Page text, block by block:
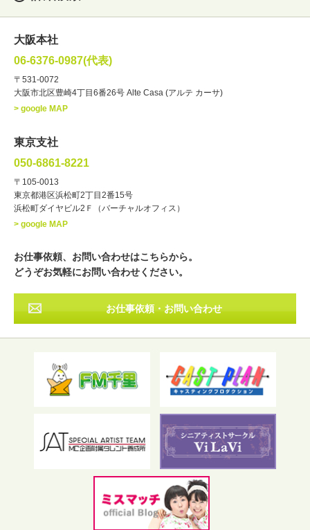
・性別
・ジャンル
ナレーター レポーター
・年齢
・出身地 北海道 東北
その他
フリーワード検索
大阪本社
06-6376-0987(代表)
〒531-0072
大阪市北区豊崎4丁目6番26号 Alte Casa (アルテ カーサ)
> google MAP
東京支社
050-6861-8221
〒105-0013
東京都港区浜松町2丁目2番15号
浜松町ダイヤビル2Ｆ（バーチャルオフィス）
> google MAP
お仕事依頼、お問い合わせはこちらから。
どうぞお気軽にお問い合わせください。
お仕事依頼・お問い合わせ